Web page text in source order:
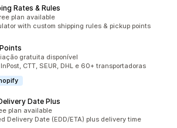
Rates & Rules
plan available
with custom shipping rules & pickup points
gratuita disponível
CTT, SEUR, DHL e 60+ transportadoras
Date Plus
plan available
Delivery Date (EDD/ETA) plus delivery time